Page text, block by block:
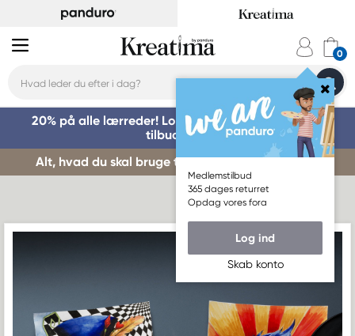
Medlemstilbud
365 dages returret
Opdag vores fora
Log ind
Skab konto
20% på alle lærreder! Log på for at benytte dig af
tilbuddet »
Alt, hvad du skal bruge til kursusstart – køb her »